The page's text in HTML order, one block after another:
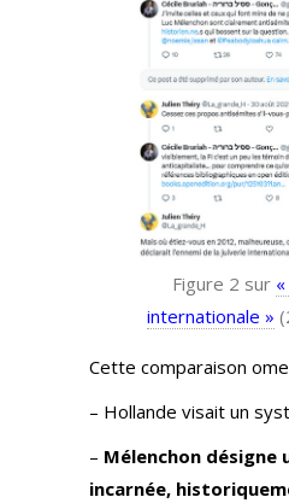
Figure 2 sur
internationale »
Cette comparaison
– Hollande visait un
– Mélenchon désigne
incarnée,